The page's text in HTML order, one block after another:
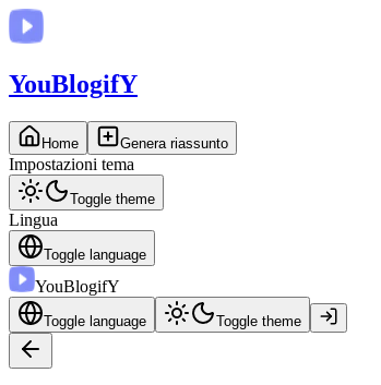
YouBlogifY
Home Genera riassunto
Impostazioni tema
Toggle theme
Lingua
Toggle language
YouBlogifY
Toggle language Toggle theme